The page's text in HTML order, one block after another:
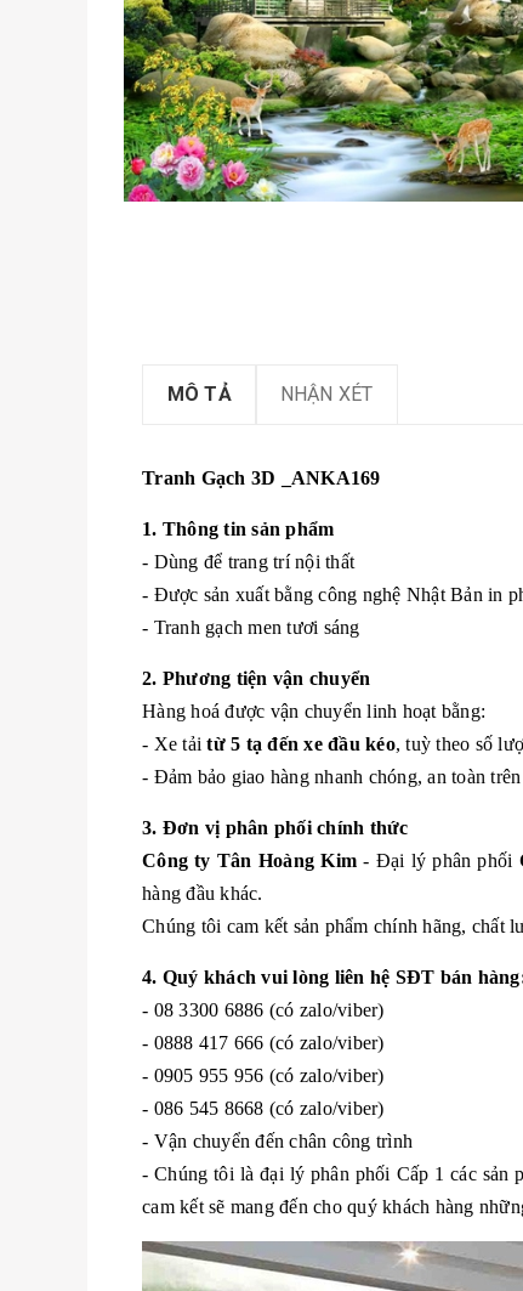
MÔ TẢ NHẬN XÉT
Tranh Gạch 3D _ANKA169
1. Thông tin sản phẩm
- Dùng để trang trí nội thất
- Được sản xuất bằng công nghệ Nhật Bản in
- Tranh gạch men tươi sáng
2. Phương tiện vận chuyển
Hàng hoá được vận chuyển linh hoạt bằng:
- Xe tảitừ 5 tạ đến xe đầu kéo, tuỳ theo số
- Đảm bảo giao hàng nhanh chóng, an toàn
3. Đơn vị phân phối chính thức
Công ty Tân Hoàng Kim - Đại lý phân phối
hàng đầu khác.
Chúng tôi cam kết sản phẩm chính hãng, chất
4. Quý khách vui lòng liên hệ SĐT bán
- 08 3300 6886 (có zalo/viber)
- 0888 417 666 (có zalo/viber)
- 0905 955 956 (có zalo/viber)
- 086 545 8668 (có zalo/viber)
- Vận chuyển đến chân công trình
- Chúng tôi là đại lý phân phối Cấp 1 các
cam kết sẽ mang đến cho quý khách hàng